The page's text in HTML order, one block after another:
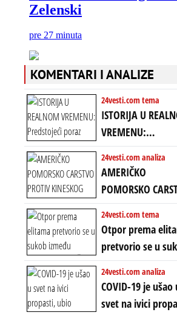
KOMENTARI I ANALIZE
24vesti.com tema
ISTORIJA U
VREMENU:
Predstojeći poraz
Amerike u Iranu
uvodi eru
energetskog
finansijskih
previranja i
starog poretka
24vesti.com analiza
AMERIČKO
POMORSKO
PROTIV KINESKOG
KOPNENOG SVETA:
Rat u Iranu je rat za
globalne
24vesti.com tema
Otpor prema
pretvorio se u
između običnih
ZAŠTO SE DEŠAVA
EKSTREMNA
24vesti.com analiza
COVID-19 je ušao
svet na ivici